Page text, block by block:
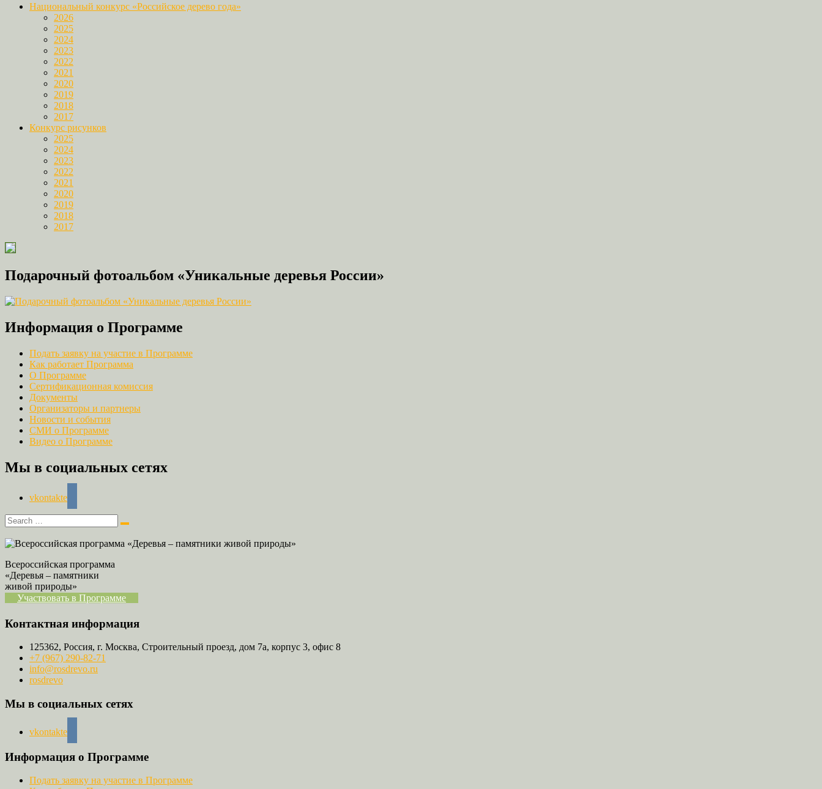
Национальный конкурс «Российское дерево года»
2026
2025
2024
2023
2022
2021
2020
2019
2018
2017
Конкурс рисунков
2025
2024
2023
2022
2021
2020
2019
2018
2017
Подарочный фотоальбом «Уникальные деревья России»
Информация о Программе
Подать заявку на участие в Программе
Как работает Программа
О Программе
Сертификационная комиссия
Документы
Организаторы и партнеры
Новости и события
СМИ о Программе
Видео о Программе
Мы в социальных сетях
vkontakte
Всероссийская программа
«Деревья – памятники
живой природы»
Участвовать в Программе
Контактная информация
125362, Россия, г. Москва, Строительный проезд, дом 7а, корпус 3, офис 8
+7 (967) 290-82-71
info@rosdrevo.ru
rosdrevo
Мы в социальных сетях
vkontakte
Информация о Программе
Подать заявку на участие в Программе